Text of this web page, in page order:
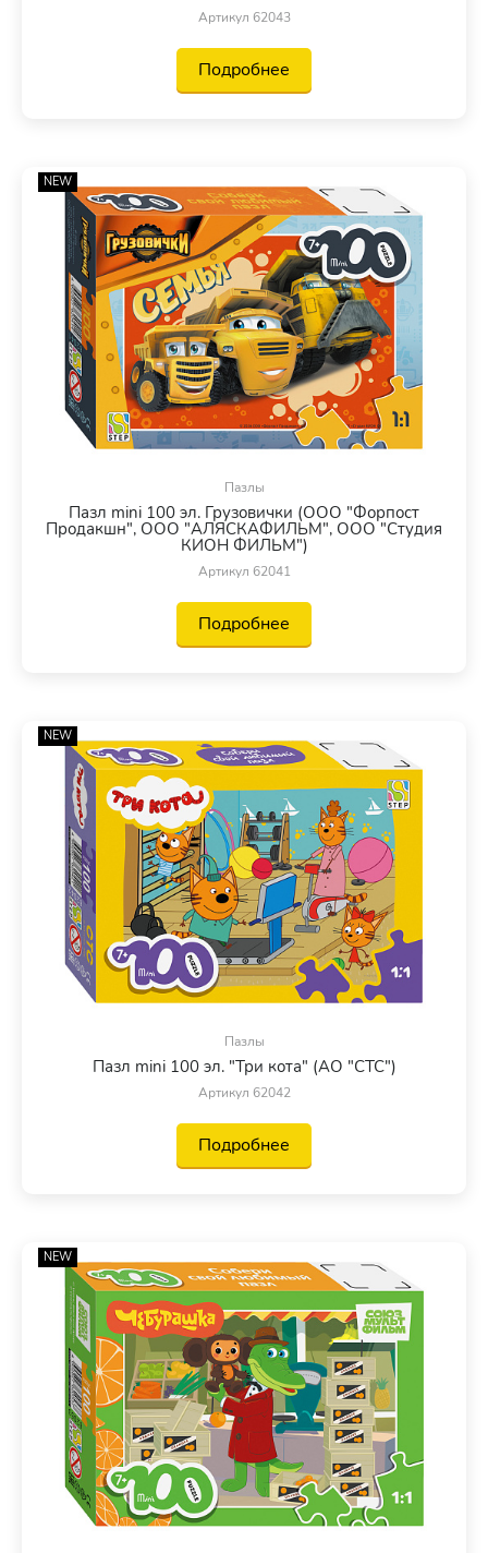
Артикул 62043
Подробнее
NEW
Пазлы
Пазл mini 100 эл. Грузовички (ООО "Форпост
Продакшн", ООО "АЛЯСКАФИЛЬМ", ООО "Студия
КИОН ФИЛЬМ")
Артикул 62041
Подробнее
NEW
Пазлы
Пазл mini 100 эл. "Три кота" (АО "СТС")
Артикул 62042
Подробнее
NEW